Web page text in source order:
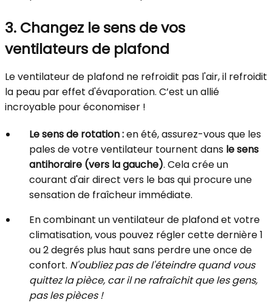
3. Changez le sens de vos
ventilateurs de plafond
Le ventilateur de plafond ne refroidit pas l'air, il refroidit
la peau par effet d'évaporation. C’est un allié
incroyable pour économiser !
Le sens de rotation :en été, assurez-vous que les
pales de votre ventilateur tournent dans le sens
antihoraire (vers la gauche). Cela crée un
courant d'air direct vers le bas qui procure une
sensation de fraîcheur immédiate.
En combinant un ventilateur de plafond et votre
climatisation, vous pouvez régler cette dernière 1
ou 2 degrés plus haut sans perdre une once de
confort. N'oubliez pas de l'éteindre quand vous
quittez la pièce, car il ne rafraîchit que les gens,
pas les pièces !